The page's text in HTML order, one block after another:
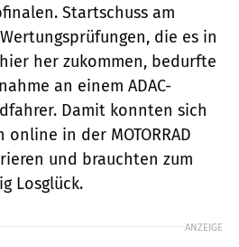
Startschuss am
die es in
her zukommen, bedurfte
an einem ADAC-
Damit konnten sich
in der MOTORRAD
und brauchten zum
Losglück.
ANZEIGE